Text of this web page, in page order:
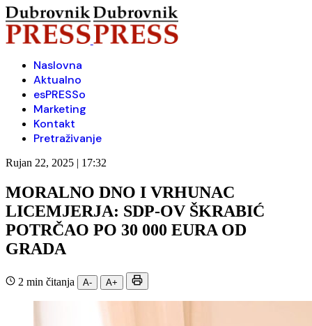
Naslovna
Aktualno
esPRESSo
Marketing
Kontakt
Pretraživanje
Rujan 22, 2025 | 17:32
MORALNO DNO I VRHUNAC
LICEMJERJA: SDP-OV ŠKRABIĆ
POTRČAO PO 30 000 EURA OD
GRADA
2 min čitanja A- A+